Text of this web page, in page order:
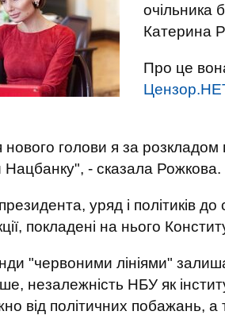
очільника
Катерина
Про це
голови я за розкладом
Нацбанку", - сказала Рожкова.
уряд і політиків
покладені на нього
"червоними лініями"
незалежність НБУ як
від політичних побажань, а